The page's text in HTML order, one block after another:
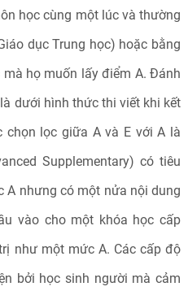
học cùng một lúc và thường
dục Trung học) hoặc bằng
họ muốn lấy điểm A. Đánh
dưới hình thức thi viết khi kết
chọn lọc giữa A và E với A là
Supplementary) có tiêu
nhưng có một nửa nội dung
vào cho một khóa học cấp
như một mức A. Các cấp độ
bởi học sinh người mà cảm